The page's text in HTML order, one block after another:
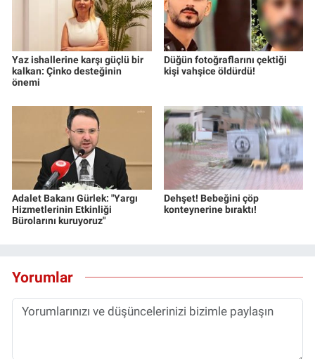
Yaz ishallerine karşı güçlü bir
kalkan: Çinko desteğinin
önemi
Düğün fotoğraflarını çektiği
kişi vahşice öldürdü!
Adalet Bakanı Gürlek: "Yargı
Hizmetlerinin Etkinliği
Bürolarını kuruyoruz"
Dehşet! Bebeğini çöp
konteynerine bıraktı!
Yorumlar